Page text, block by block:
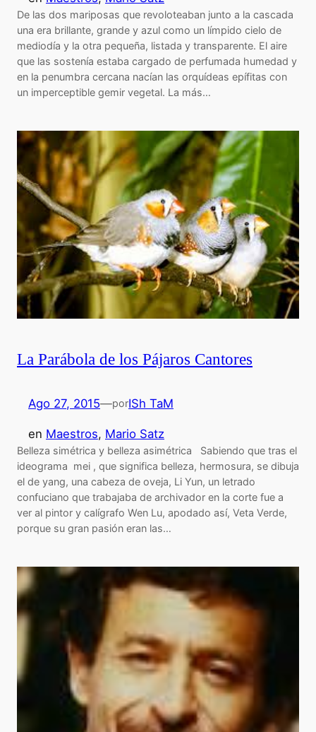
De las dos mariposas que revoloteaban junto a la cascada
una era brillante, grande y azul como un límpido cielo de
mediodía y la otra pequeña, listada y transparente. El aire
que las sostenía estaba cargado de perfumada humedad y
en la penumbra cercana nacían las orquídeas epífitas con
un imperceptible gemir vegetal. La más…
La Parábola de los Pájaros Cantores
Ago 27, 2015—porISh TaM
en Maestros, Mario Satz
Belleza simétrica y belleza asimétrica Sabiendo que tras el
ideograma mei , que significa belleza, hermosura, se dibuja
el de yang, una cabeza de oveja, Li Yun, un letrado
confuciano que trabajaba de archivador en la corte fue a
ver al pintor y calígrafo Wen Lu, apodado así, Veta Verde,
porque su gran pasión eran las…